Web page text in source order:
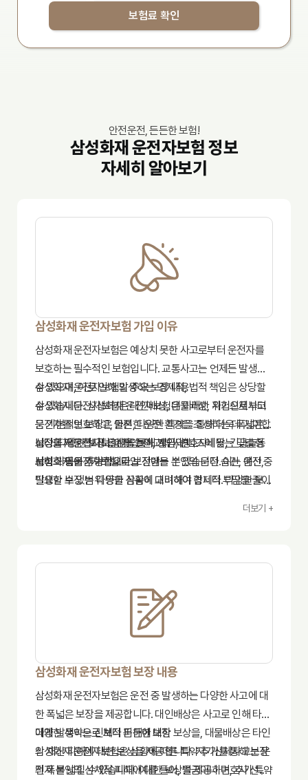
보험료 확인
안전운전, 든든한 보험!
삼성화재 운전자보험 정보
자세히 알아보기
삼성화재 운전자보험 가입 이유
삼성화재 운전자보험은 예상치 못한 사고로부터 운전자를
보호하는 필수적인 보험입니다. 교통사고는 언제든 발생할
수 있으며, 이로 인해 발생하는 경제적, 법적 책임은 상당할
수 있습니다. 삼성화재 운전자보험은 이러한 위험으로부터
운전자를 보호하고, 안전한 운전 환경을 조성하는 데 기여합
니다. 다양한 보장 옵션을 통해 개인의 니즈에 맞는 맞춤형
보험 가입이 가능합니다.
삼성화재 운전자보험의 주요 보장 내용
삼성화재 운전자보험은 대인배상, 대물배상, 자기신체사고
등 기본적인 보장은 물론, 다양한 특약을 통해 더욱 폭넓은
보장을 제공합니다. 예를 들어, 벌금, 변호사비용, 긴급출동
서비스 등을 추가적으로 보장받을 수 있습니다. 이는 운전 중
발생할 수 있는 다양한 상황에 대비하여 경제적 부담을 줄이
삼성화재 운전자보험 가입 전 고려 사항
삼성화재 운전자보험 가입 전에는 본인의 운전 습관, 예산,
필요한 보장 범위 등을 꼼꼼히 고려해야 합니다. 다양한 보험
더보기 +
삼성화재 운전자보험 보장 내용
삼성화재 운전자보험은 운전 중 발생하는 다양한 사고에 대
한 폭넓은 보장을 제공합니다. 대인배상은 사고로 인해 타인
에게 발생하는 신체적 피해에 대한 보상을, 대물배상은 타인
의 재산 피해에 대한 보상을 제공합니다. 자기신체사고는 운
전자 본인의 신체적 피해에 대한 보상을 제공하며, 추가 특약
다양한 특약으로 보다 든든한 보장
삼성화재 운전자보험은 상황에 따른 특약 추가를 통해 보장
의 폭을 넓힐 수 있습니다. 예를 들어, 벌금이나 변호사 선임